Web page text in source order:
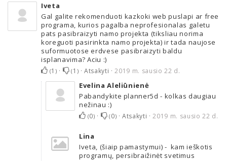
Iveta
Gal galite rekomenduoti kazkoki web puslapi ar free
programa, kurios pagalba neprofesionalas galetu
pats pasibraizyti namo projekta (tiksliau norima
koreguoti pasirinkta namo projekta) ir tada naujose
suformuotose erdvese pasibraizyti baldu
isplanavima? Aciu :)
(1 ) · (1 ) ·Atsakyti ·2019 m. sausio 22 d.
Evelina Aleliūnienė
Pabandykite planner5d - kolkas daugiau
nežinau :)
(0) · (0) ·Atsakyti ·2019 m. sausio 22 d.
Lina
Iveta, (šiaip pamastymui) - kam ieškotis
programų, persibraižinėt svetimus